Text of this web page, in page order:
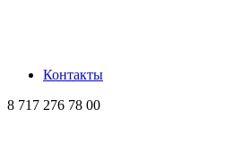
Контакты
8 717 276 78 00